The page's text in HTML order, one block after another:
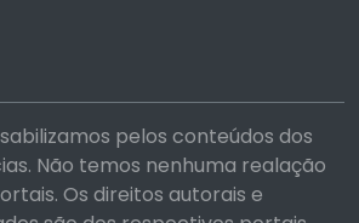
pelos conteúdos dos
Não temos nenhuma realação
Os direitos autorais e